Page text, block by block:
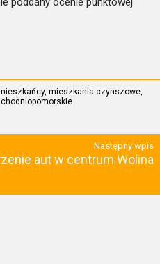
, mieszkania czynszowe,
Następny wpis
aut w centrum Wolina